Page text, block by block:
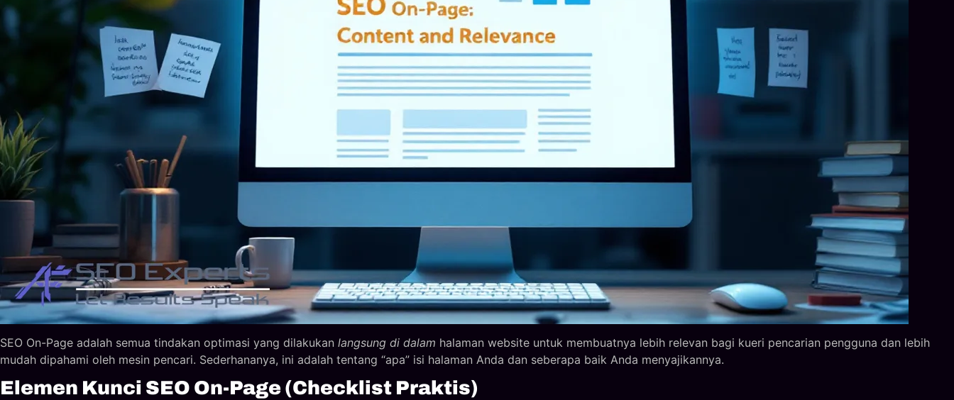
SEO On-Page adalah semua tindakan optimasi yang dilakukan langsung di dalam halaman website untuk membuatnya lebih relevan bagi kueri pencarian pengguna dan lebih
mudah dipahami oleh mesin pencari. Sederhananya, ini adalah tentang “apa” isi halaman Anda dan seberapa baik Anda menyajikannya.
Elemen Kunci SEO On-Page (Checklist Praktis)